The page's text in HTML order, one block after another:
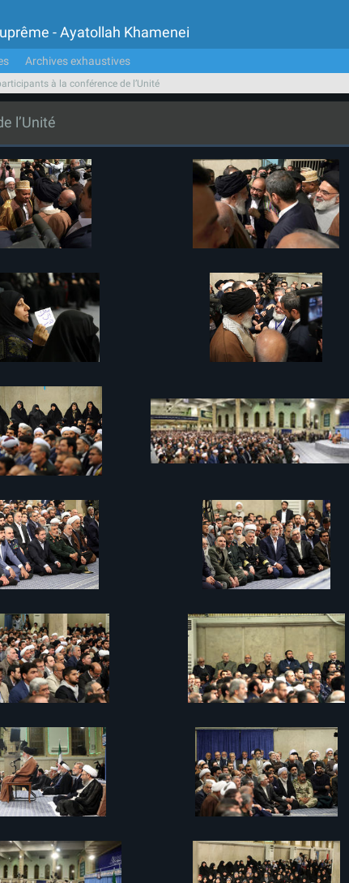
- Ayatollah Khamenei
Archives exhaustives
à la conférence de l’Unité
l’Unité